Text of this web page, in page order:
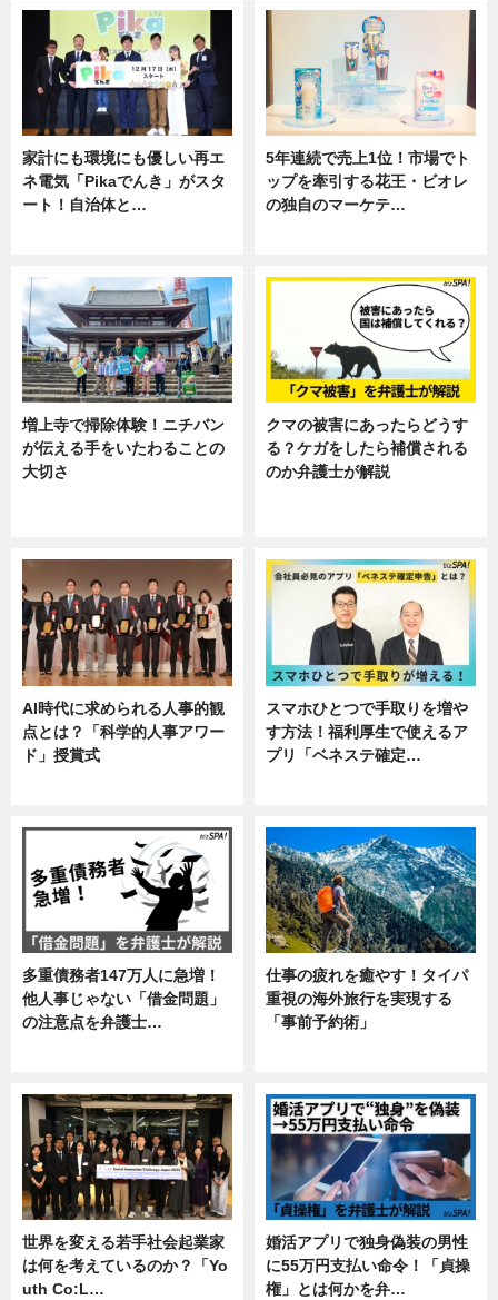
家計にも環境にも優しい再エ
ネ電気「Pikaでんき」がスタ
ート！自治体と…
5年連続で売上1位！市場でト
ップを牽引する花王・ビオレ
の独自のマーケテ…
増上寺で掃除体験！ニチバン
が伝える手をいたわることの
大切さ
クマの被害にあったらどうす
る？ケガをしたら補償される
のか弁護士が解説
AI時代に求められる人事的観
点とは？「科学的人事アワー
ド」授賞式
スマホひとつで手取りを増や
す方法！福利厚生で使えるア
プリ「ベネステ確定…
多重債務者147万人に急増！
他人事じゃない「借金問題」
の注意点を弁護士…
仕事の疲れを癒やす！タイパ
重視の海外旅行を実現する
「事前予約術」
世界を変える若手社会起業家
は何を考えているのか？「Yo
uth Co:L…
婚活アプリで独身偽装の男性
に55万円支払い命令！「貞操
権」とは何かを弁…